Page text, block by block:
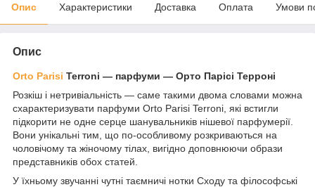
Опис Характеристики Доставка Оплата Умови
Опис
Orto Parisi Terroni — парфуми — Орто Парісі Терроні
Розкіш і нетривіальність — саме такими двома словами можна
схарактеризувати парфуми Orto Parisi Terroni, які встигли
підкорити не одне серце шанувальників нішевої парфумерії.
Вони унікальні тим, що по-особливому розкриваються на
чоловічому та жіночому тілах, вигідно доповнюючи образи
представників обох статей.
У їхньому звучанні чутні таємничі нотки Сходу та філософські